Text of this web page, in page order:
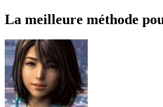
La meilleure méthode